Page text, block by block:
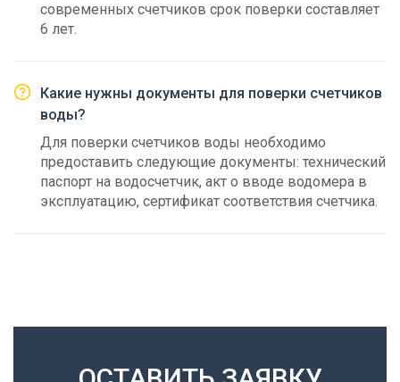
современных счетчиков срок поверки составляет
6 лет.
Какие нужны документы для поверки счетчиков
воды?
Для поверки счетчиков воды необходимо
предоставить следующие документы: технический
паспорт на водосчетчик, акт о вводе водомера в
эксплуатацию, сертификат соответствия счетчика.